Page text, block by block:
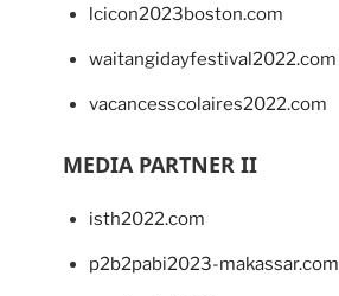
lcicon2023boston.com
waitangidayfestival2022.com
vacancesscolaires2022.com
MEDIA PARTNER II
isth2022.com
p2b2pabi2023-makassar.com